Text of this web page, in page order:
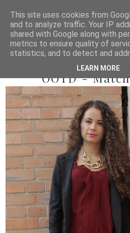
2014/02/27
OOTD -
This site uses cookies from
and to analyze traffic. Your IP
shared with Google along with
metrics to ensure quality of
statistics, and to detect and
LEARN MORE